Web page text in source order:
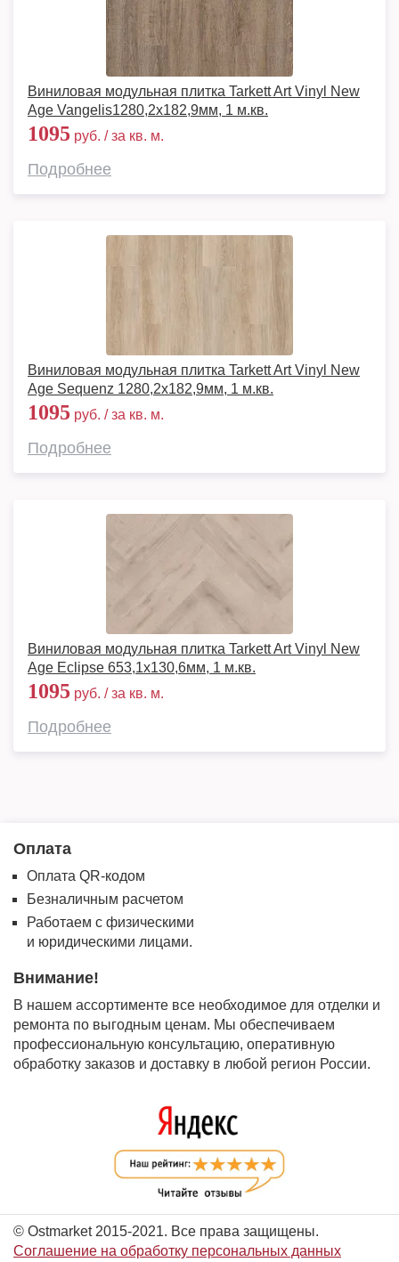
Виниловая модульная плитка Tarkett Art Vinyl New
Age Vangelis1280,2х182,9мм, 1 м.кв.
1095 руб. / за кв. м.
Подробнее
Виниловая модульная плитка Tarkett Art Vinyl New
Age Sequenz 1280,2х182,9мм, 1 м.кв.
1095 руб. / за кв. м.
Подробнее
Виниловая модульная плитка Tarkett Art Vinyl New
Age Eclipse 653,1х130,6мм, 1 м.кв.
1095 руб. / за кв. м.
Подробнее
Оплата
Оплата QR-кодом
Безналичным расчетом
Работаем с физическими
и юридическими лицами.
Внимание!
В нашем ассортименте все необходимое для отделки и
ремонта по выгодным ценам. Мы обеспечиваем
профессиональную консультацию, оперативную
обработку заказов и доставку в любой регион России.
© Ostmarket 2015-2021. Все права защищены.
Соглашение на обработку персональных данных